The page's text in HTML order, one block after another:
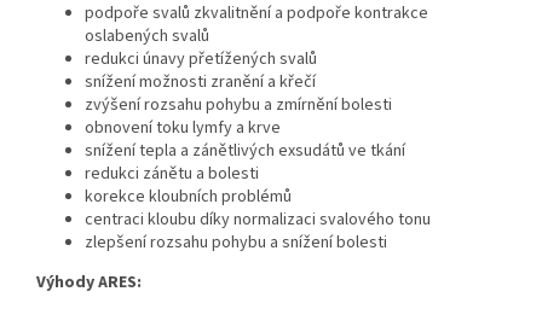
podpoře svalů zkvalitnění a podpoře kontrakce
oslabených svalů
redukci únavy přetížených svalů​
snížení možnosti zranění a křečí
zvýšení rozsahu pohybu a zmírnění bolesti
obnovení toku lymfy a krve
snížení tepla a zánětlivých exsudátů ve tkání
redukci zánětu a bolesti
korekce kloubních problémů
centraci kloubu díky normalizaci svalového tonu
zlepšení rozsahu pohybu a snížení bolesti
Výhody ARES: